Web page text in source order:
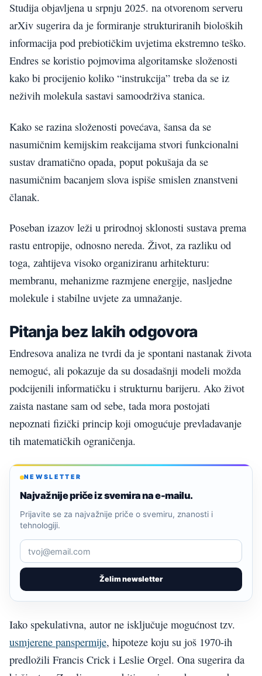
Studija objavljena u srpnju 2025. na otvorenom serveru
arXiv sugerira da je formiranje strukturiranih bioloških
informacija pod prebiotičkim uvjetima ekstremno teško.
Endres se koristio pojmovima algoritamske složenosti
kako bi procijenio koliko “instrukcija” treba da se iz
neživih molekula sastavi samoodrživa stanica.
Kako se razina složenosti povećava, šansa da se
nasumičnim kemijskim reakcijama stvori funkcionalni
sustav dramatično opada, poput pokušaja da se
nasumičnim bacanjem slova ispiše smislen znanstveni
članak.
Poseban izazov leži u prirodnoj sklonosti sustava prema
rastu entropije, odnosno nereda. Život, za razliku od
toga, zahtijeva visoko organiziranu arhitekturu:
membranu, mehanizme razmjene energije, nasljedne
molekule i stabilne uvjete za umnažanje.
Pitanja bez lakih odgovora
Endresova analiza ne tvrdi da je spontani nastanak života
nemoguć, ali pokazuje da su dosadašnji modeli možda
podcijenili informatičku i strukturnu barijeru. Ako život
zaista nastane sam od sebe, tada mora postojati
nepoznati fizički princip koji omogućuje prevladavanje
tih matematičkih ograničenja.
NEWSLETTER
Najvažnije priče iz svemira na e-mailu.
Želim newsletter
Prijavite se za najvažnije priče o svemiru, znanosti i
tehnologiji.
Iako spekulativna, autor ne isključuje mogućnost tzv.
usmjerene panspermije, hipoteze koju su još 1970-ih
predložili Francis Crick i Leslie Orgel. Ona sugerira da